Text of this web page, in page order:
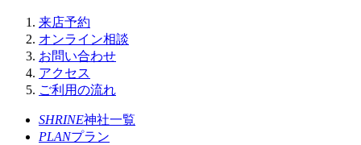
来店予約
オンライン相談
お問い合わせ
アクセス
ご利用の流れ
SHRINE神社一覧
PLANプラン